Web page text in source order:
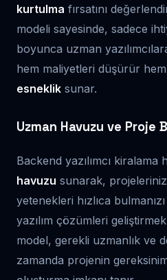
kurtulma fırsatını
modeli sayesinde, sadece
boyunca uzman
hem maliyetleri düşürür
esneklik sunar.
Uzman Havuzu ve Proje
Backend yazılımcı kiralama
havuzu sunarak,
yetenekleri hızlıca
yazılım çözümleri
model, gerekli uzmanlık ve
zamanda projenin